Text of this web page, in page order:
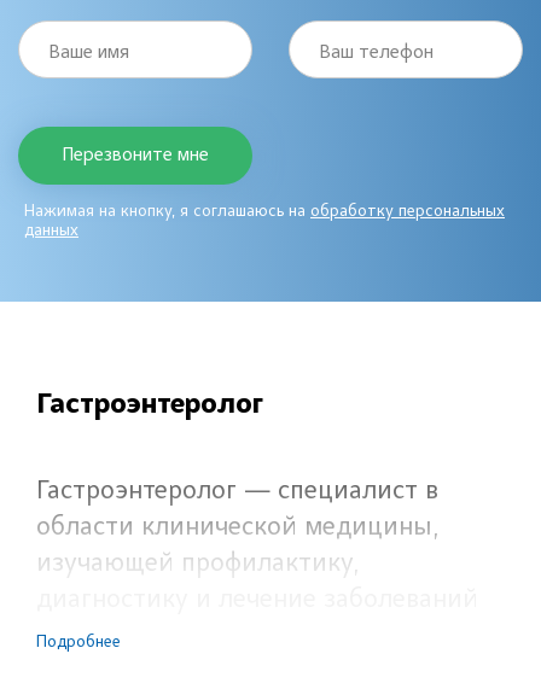
Ваше имя Ваш телефон
Нажимая на кнопку, я соглашаюсь на обработку персональных
данных
Гастроэнтеролог
Гастроэнтеролог — специалист в
области клинической медицины,
изучающей профилактику,
желудочно-кишечного тракта. Врачи-
Подробнее